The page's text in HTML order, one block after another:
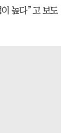
높다”고 보도